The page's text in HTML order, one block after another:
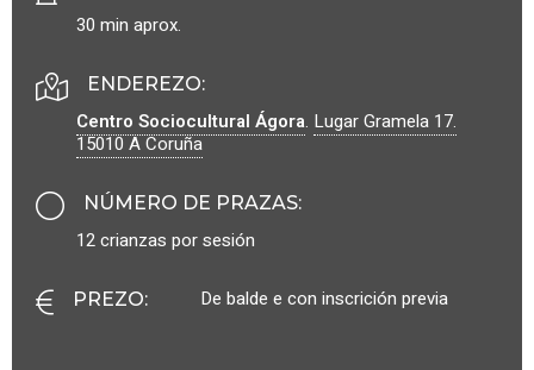
30 min aprox.
ENDEREZO:
Centro Sociocultural Ágora. Lugar Gramela 17.
15010A Coruña
NÚMERO DE PRAZAS:
12 crianzas por sesión
PREZO: De balde e con inscrición previa